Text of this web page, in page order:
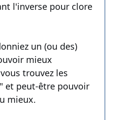
l'inverse pour clore
un (ou des)
mieux
trouvez les
et peut-être pouvoir
mieux.